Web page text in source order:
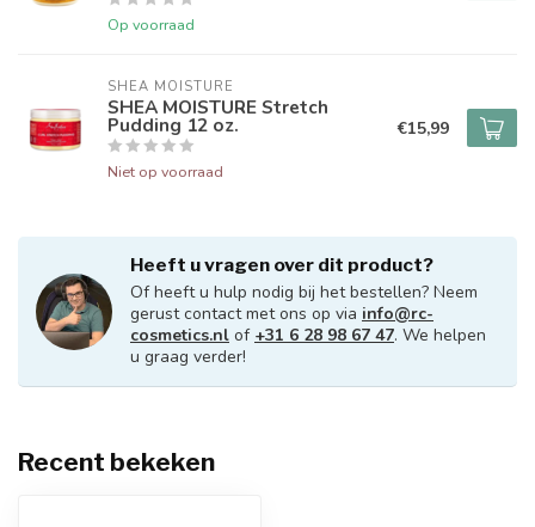
Op voorraad
SHEA MOISTURE
SHEA MOISTURE Stretch
Pudding 12 oz.
Niet op voorraad
€15,99
Heeft u vragen over dit product?
Of heeft u hulp nodig bij het bestellen? Neem
gerust contact met ons op via info@rc-
cosmetics.nl of +31 6 28 98 67 47. We helpen
u graag verder!
Recent bekeken